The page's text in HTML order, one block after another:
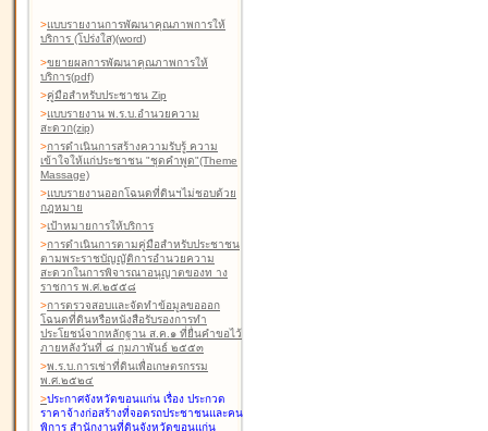
>แบบรายงานการพัฒนาคุณภาพการให้
บริการ (โปร่งใส)(word)
>ขยายผลการพัฒนาคุณภาพการให้
บริการ(pdf)
>คู่มือสำหรับประชาชน Zip
>แบบรายงาน พ.ร.บ.อำนวยความ
สะดวก(zip)
>การดำเนินการสร้างความรับรู้ ความ
เข้าใจให้แก่ประชาชน "ชุดคำพูด"(Theme
Massage)
>แบบรายงานออกโฉนดที่ดินฯไม่ชอบด้วย
กฎหมาย
>เป้าหมายการให้บริการ
>การดำเนินการตามคู่มือสำหรับประชาชน
ตามพระราชบัญญัติการอำนวยความ
สะดวกในการพิจารณาอนุญาตของท าง
ราชการ พ.ศ.๒๕๕๘
>การตรวจสอบและจัดทำข้อมูลขอออก
โฉนดที่ดินหรือหนังสือรับรองการทำ
ประโยชน์จากหลักฐาน ส.ค.๑ ที่ยื่นคำขอไว้
ภายหลังวันที่ ๘ กุมภาพันธ์ ๒๕๕๓
>พ.ร.บ.การเช่าที่ดินเพื่อเกษตรกรรม
พ.ศ.๒๕๒๔
>ประกาศจังหวัดขอนแก่น เรื่อง ประกวด
ราคาจ้างก่อสร้างที่จอดรถประชาชนและคน
พิการ สำนักงานที่ดินจังหวัดขอนแก่น